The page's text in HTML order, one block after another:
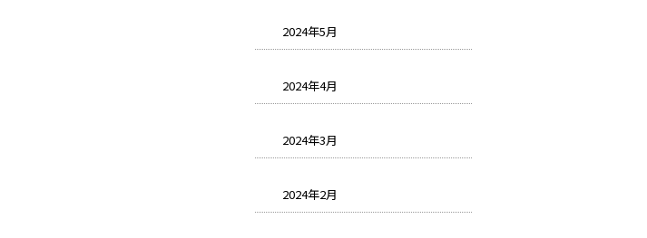
2024年5月
2024年4月
2024年3月
2024年2月